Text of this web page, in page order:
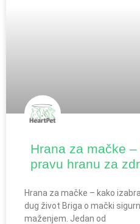
Hrana za mačke
pravu hranu za
Hrana za mačke – kako
dug život Briga o mački
maženjem. Jedan od